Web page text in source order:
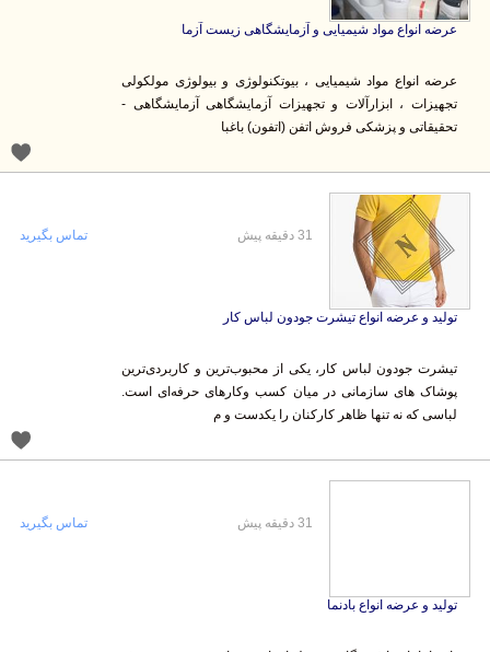
عرضه انواع مواد شیمیایی و آزمایشگاهی زیست آزما
عرضه انواع مواد شیمیایی ، بیوتکنولوژی و بیولوژی مولکولی
تجهیزات ، ابزارآلات و تجهیزات آزمایشگاهی آزمایشگاهی -
تحقیقاتی و پزشکی فروش اتفن (اتفون) باغبا
تولید و عرضه انواع تیشرت جودون لباس کار
تیشرت جودون لباس کار، یکی از محبوب‌ترین و کاربردی‌ترین
پوشاک های سازمانی در میان کسب ‌وکارهای حرفه‌ای است.
لباسی که نه‌ تنها ظاهر کارکنان را یکدست و م
31 دقیقه پیش تماس بگیرید
تولید و عرضه انواع بادنما
31 دقیقه پیش تماس بگیرید